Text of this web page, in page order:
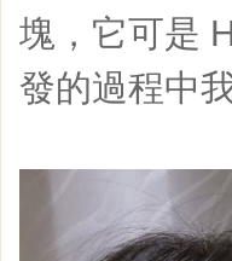
塊，它可是
發的過程中